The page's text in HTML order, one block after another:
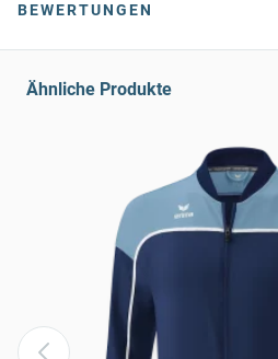
BEWERTUNGEN
Ähnliche Produkte